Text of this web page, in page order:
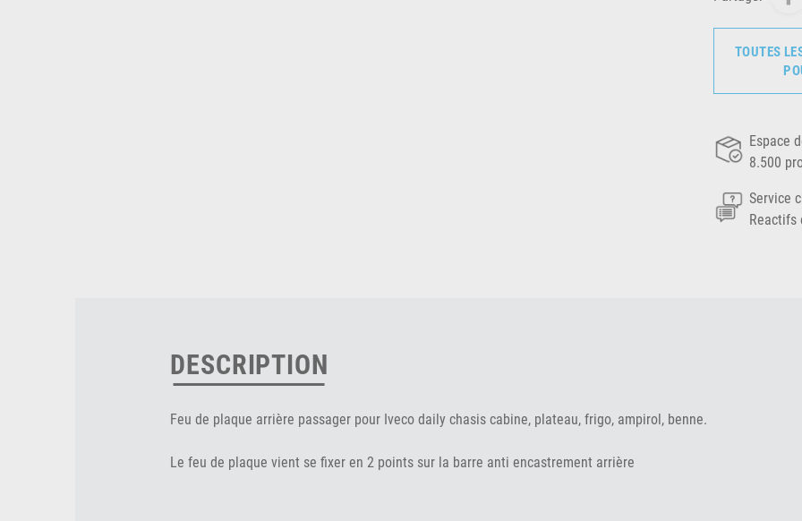
TOUTES
Espace
8.500
Service
Reactifs
DESCRIPTION
Feu de plaque arrière passager pour Iveco daily chasis cabine, plateau, frigo, ampirol, benne.
Le feu de plaque vient se fixer en 2 points sur la barre anti encastrement arrière